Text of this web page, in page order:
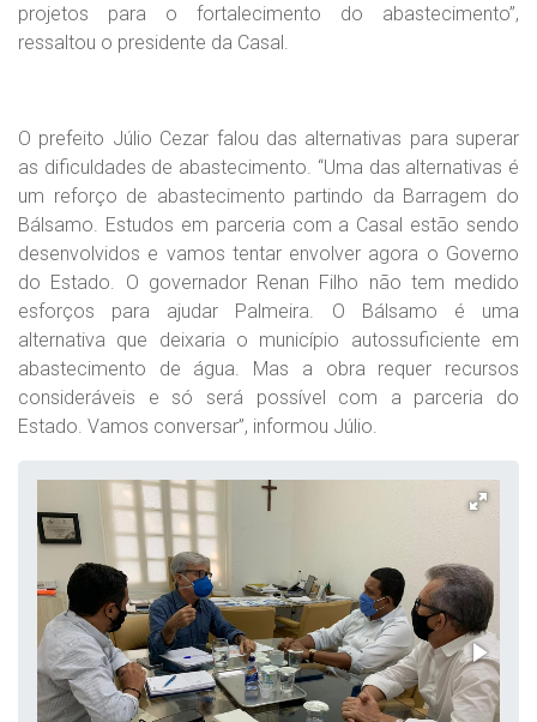
projetos para o fortalecimento do abastecimento”,
ressaltou o presidente da Casal.
O prefeito Júlio Cezar falou das alternativas para superar
as dificuldades de abastecimento. “Uma das alternativas é
um reforço de abastecimento partindo da Barragem do
Bálsamo. Estudos em parceria com a Casal estão sendo
desenvolvidos e vamos tentar envolver agora o Governo
do Estado. O governador Renan Filho não tem medido
esforços para ajudar Palmeira. O Bálsamo é uma
alternativa que deixaria o município autossuficiente em
abastecimento de água. Mas a obra requer recursos
consideráveis e só será possível com a parceria do
Estado. Vamos conversar”, informou Júlio.